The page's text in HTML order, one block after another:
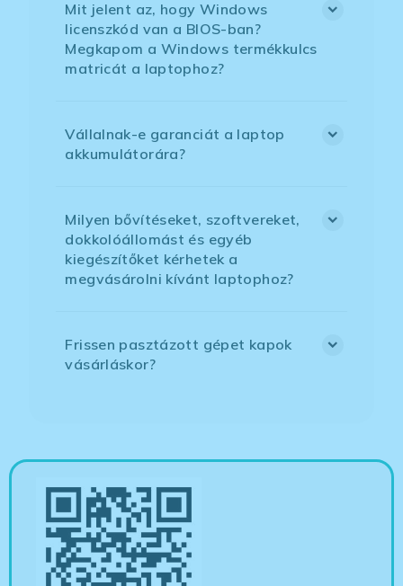
Mit jelent az, hogy Windows
licenszkód van a BIOS-ban?
Megkapom a Windows termékkulcs
matricát a laptophoz?
Vállalnak-e garanciát a laptop
akkumulátorára?
Milyen bővítéseket, szoftvereket,
dokkolóállomást és egyéb
kiegészítőket kérhetek a
megvásárolni kívánt laptophoz?
Frissen pasztázott gépet kapok
vásárláskor?